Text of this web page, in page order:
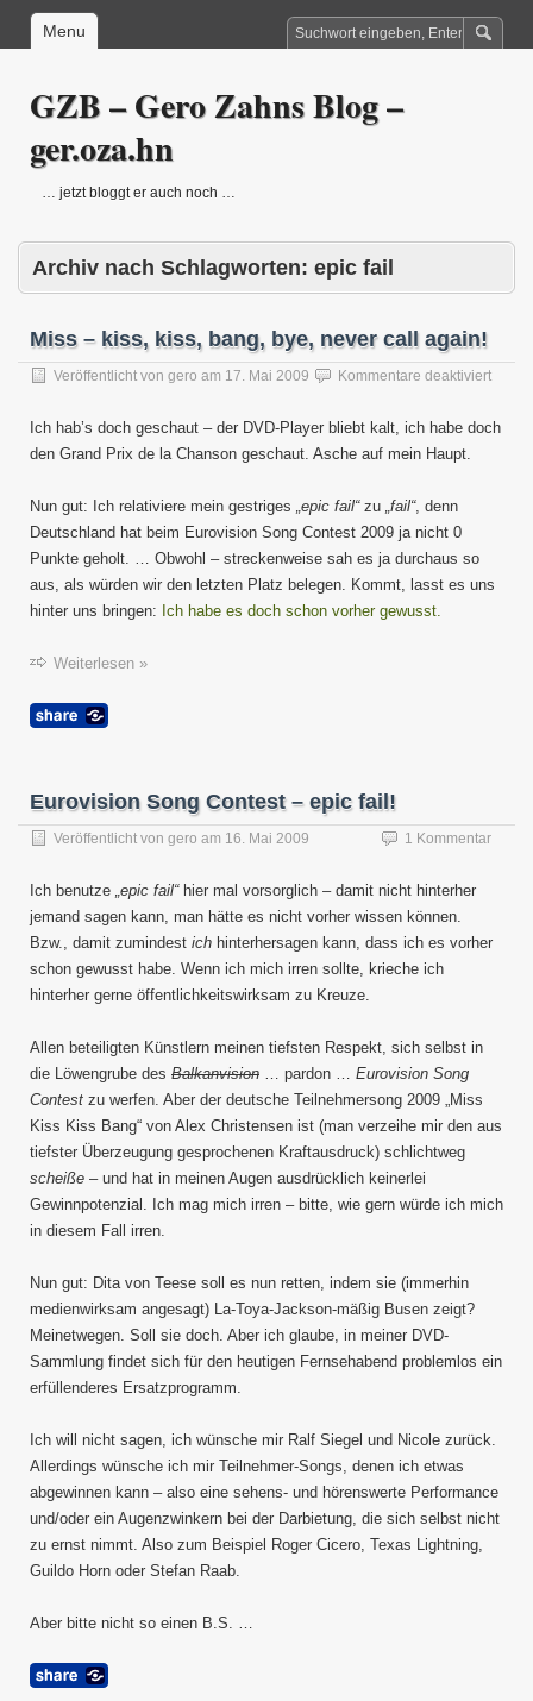
Menu
GZB – Gero Zahns Blog –
ger.oza.hn
… jetzt bloggt er auch noch …
Archiv nach Schlagworten: epic fail
Miss – kiss, kiss, bang, bye, never call again!
Veröffentlicht von gero am 17. Mai 2009 Kommentare deaktiviertfür
–
Ich hab’s doch geschaut – der DVD-Player bliebt kalt, ich habe doch
den Grand Prix de la Chanson geschaut. Asche auf mein Haupt.
Nun gut: Ich relativiere mein gestriges „epic fail“zu „fail“, denn
Deutschland hat beim Eurovision Song Contest 2009 ja nicht 0
Punkte geholt. … Obwohl – streckenweise sah es ja durchaus so
aus, als würden wir den letzten Platz belegen. Kommt, lasst es uns
hinter uns bringen: Ich habe es doch schon vorher gewusst.
Weiterlesen »
Eurovision Song Contest – epic fail!
Veröffentlicht von gero am 16. Mai 2009 1 Kommentar
Ich benutze „epic fail“hier mal vorsorglich – damit nicht hinterher
jemand sagen kann, man hätte es nicht vorher wissen können.
Bzw., damit zumindest ich hinterhersagen kann, dass ich es vorher
schon gewusst habe. Wenn ich mich irren sollte, krieche ich
hinterher gerne öffentlichkeitswirksam zu Kreuze.
Allen beteiligten Künstlern meinen tiefsten Respekt, sich selbst in
die Löwengrube des Balkanvision … pardon … Eurovision Song
Contest zu werfen. Aber der deutsche Teilnehmersong 2009 „Miss
Kiss Kiss Bang“ von Alex Christensen ist (man verzeihe mir den aus
tiefster Überzeugung gesprochenen Kraftausdruck) schlichtweg
scheiße – und hat in meinen Augen ausdrücklich keinerlei
Gewinnpotenzial. Ich mag mich irren – bitte, wie gern würde ich mich
in diesem Fall irren.
Nun gut: Dita von Teese soll es nun retten, indem sie (immerhin
medienwirksam angesagt) La-Toya-Jackson-mäßig Busen zeigt?
Meinetwegen. Soll sie doch. Aber ich glaube, in meiner DVD-
Sammlung findet sich für den heutigen Fernsehabend problemlos ein
erfüllenderes Ersatzprogramm.
Ich will nicht sagen, ich wünsche mir Ralf Siegel und Nicole zurück.
Allerdings wünsche ich mir Teilnehmer-Songs, denen ich etwas
abgewinnen kann – also eine sehens- und hörenswerte Performance
und/oder ein Augenzwinkern bei der Darbietung, die sich selbst nicht
zu ernst nimmt. Also zum Beispiel Roger Cicero, Texas Lightning,
Guildo Horn oder Stefan Raab.
Aber bitte nicht so einen B.S. …